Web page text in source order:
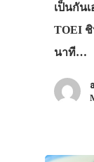
เป็นกัน
TOEI
นาที…